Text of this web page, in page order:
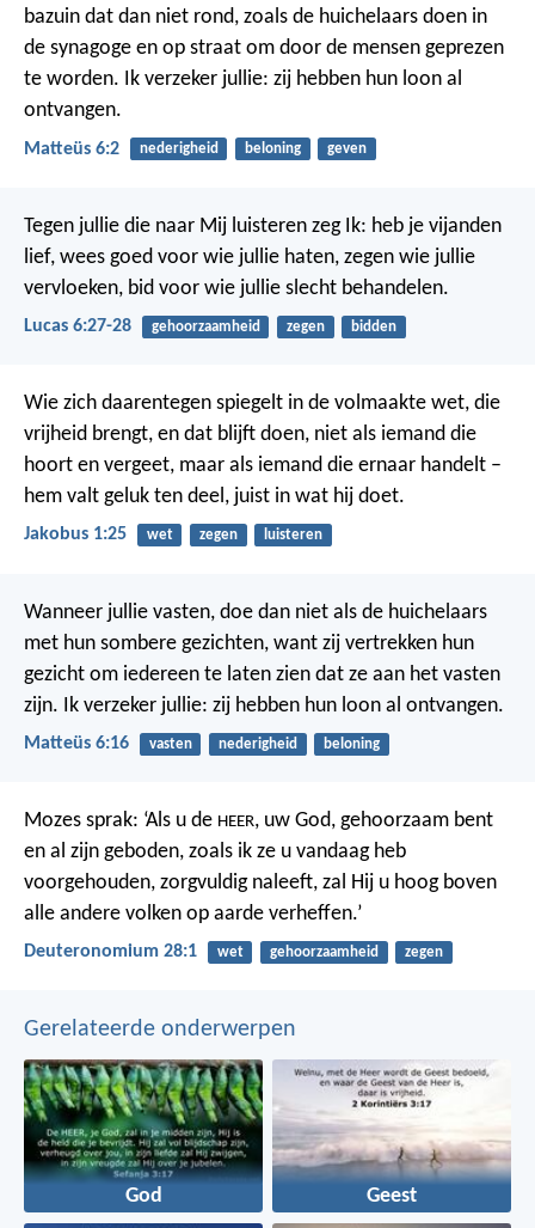
bazuin dat dan niet rond, zoals de huichelaars doen in
de synagoge en op straat om door de mensen geprezen
te worden. Ik verzeker jullie: zij hebben hun loon al
ontvangen.
Matteüs 6:2 nederigheid beloning geven
Tegen jullie die naar Mij luisteren zeg Ik: heb je vijanden
lief, wees goed voor wie jullie haten, zegen wie jullie
vervloeken, bid voor wie jullie slecht behandelen.
Lucas 6:27-28 gehoorzaamheid zegen bidden
Wie zich daarentegen spiegelt in de volmaakte wet, die
vrijheid brengt, en dat blijft doen, niet als iemand die
hoort en vergeet, maar als iemand die ernaar handelt –
hem valt geluk ten deel, juist in wat hij doet.
Jakobus 1:25 wet zegen luisteren
Wanneer jullie vasten, doe dan niet als de huichelaars
met hun sombere gezichten, want zij vertrekken hun
gezicht om iedereen te laten zien dat ze aan het vasten
zijn. Ik verzeker jullie: zij hebben hun loon al ontvangen.
Matteüs 6:16 vasten nederigheid beloning
Mozes sprak: ‘Als u de HEER, uw God, gehoorzaam bent
en al zijn geboden, zoals ik ze u vandaag heb
voorgehouden, zorgvuldig naleeft, zal Hij u hoog boven
alle andere volken op aarde verheffen.’
Deuteronomium 28:1 wet gehoorzaamheid zegen
Gerelateerde onderwerpen
God Geest